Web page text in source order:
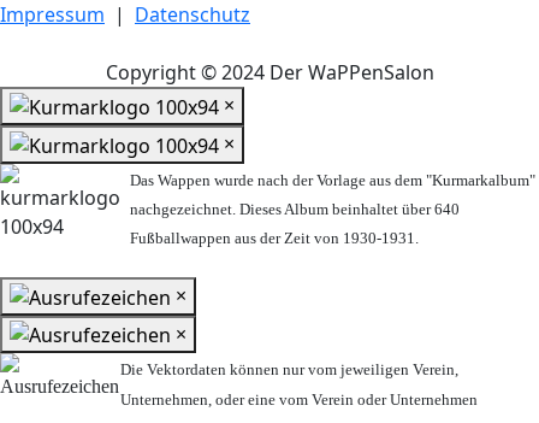
Impressum | Datenschutz
Copyright © 2024 Der WaPPenSalon
×
×
Das Wappen wurde nach der Vorlage aus dem "Kurmarkalbum"
nachgezeichnet. Dieses Album beinhaltet über 640
Fußballwappen aus der Zeit von 1930-1931.
×
×
Die Vektordaten können nur vom jeweiligen Verein,
Unternehmen, oder eine vom Verein oder Unternehmen